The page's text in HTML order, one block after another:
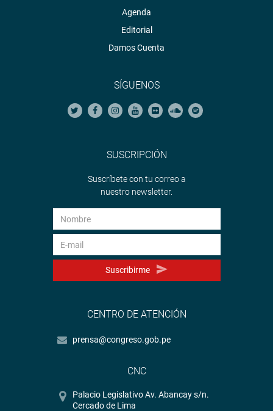
Agenda
Editorial
Damos Cuenta
SÍGUENOS
SUSCRIPCIÓN
Suscríbete con tu correo a
nuestro newsletter.
Suscribirme
CENTRO DE ATENCIÓN
prensa@congreso.gob.pe
CNC
Palacio Legislativo Av. Abancay s/n.
Cercado de Lima